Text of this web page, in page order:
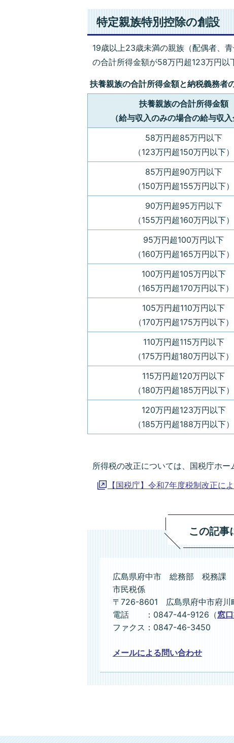
特定親族特別控除の創設
19歳以上23歳未満の親族（配偶者、
の合計所得金額が58万円超123万円以
扶養親族の合計所得金額と納税義務者
扶養親族の合計所得金額
（給与収入のみの場合の給与収入
58万円超85万円以下
（123万円超150万円以下）
85万円超90万円以下
（150万円超155万円以下）
90万円超95万円以下
（155万円超160万円以下）
95万円超100万円以下
（160万円超165万円以下）
100万円超105万円以下
（165万円超170万円以下）
105万円超110万円以下
（170万円超175万円以下）
110万円超115万円以下
（175万円超180万円以下）
115万円超120万円以下
（180万円超185万円以下）
120万円超123万円以下
（185万円超188万円以下）
所得税の改正については、国税庁ホー
【国税庁】令和7年度税制改正に
この記事
広島県府中市 総務部 税務課
市民税係
〒726-8601 広島県府中市府川
電話 ：0847-44-9126（窓
ファクス：0847-46-3450
メールによる問い合わせ